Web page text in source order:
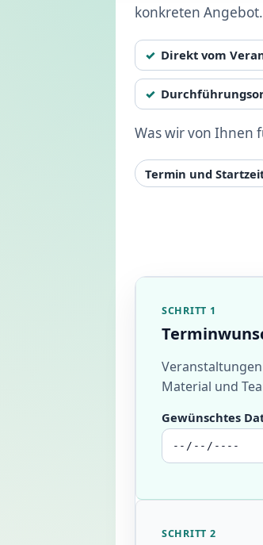
konkreten Angebot.
Direkt vom
Was wir von Ihnen
Termin und
SCHRITT 1
Material und
Gewünschtes
SCHRITT 2